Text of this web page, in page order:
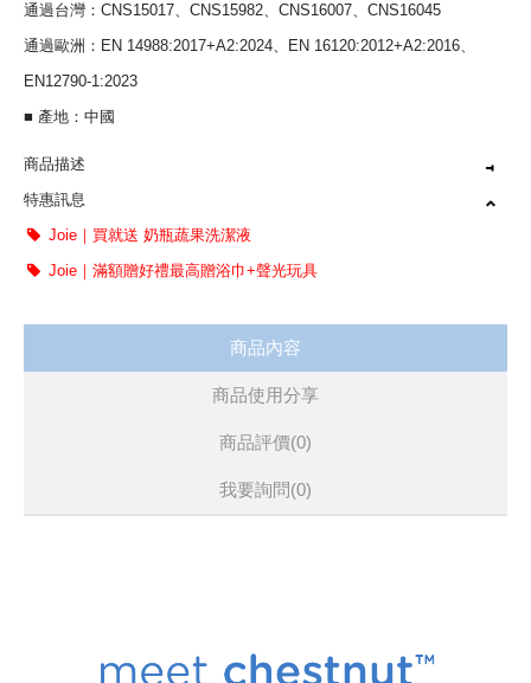
通過台灣：CNS15017、CNS15982、CNS16007、CNS16045
通過歐洲：EN 14988:2017+A2:2024、EN 16120:2012+A2:2016、
EN12790-1:2023
■ 產地：中國
商品描述
9種模式自由切換
用餐、遊戲時光皆可使用
滿足孩子成長階段不同需求
特惠訊息
Joie｜買就送 奶瓶蔬果洗潔液
Joie｜滿額贈好禮最高贈浴巾+聲光玩具
商品內容
商品使用分享
商品評價(0)
我要詢問(0)